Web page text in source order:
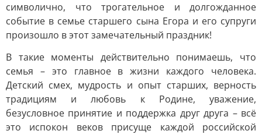
символично, что трогательное и долгожданное
событие в семье старшего сына Егора и его супруги
произошло в этот замечательный праздник!
В такие моменты действительно понимаешь, что
семья – это главное в жизни каждого человека.
Детский смех, мудрость и опыт старших, верность
традициям и любовь к Родине, уважение,
безусловное принятие и поддержка друг друга – всё
это испокон веков присуще каждой российской